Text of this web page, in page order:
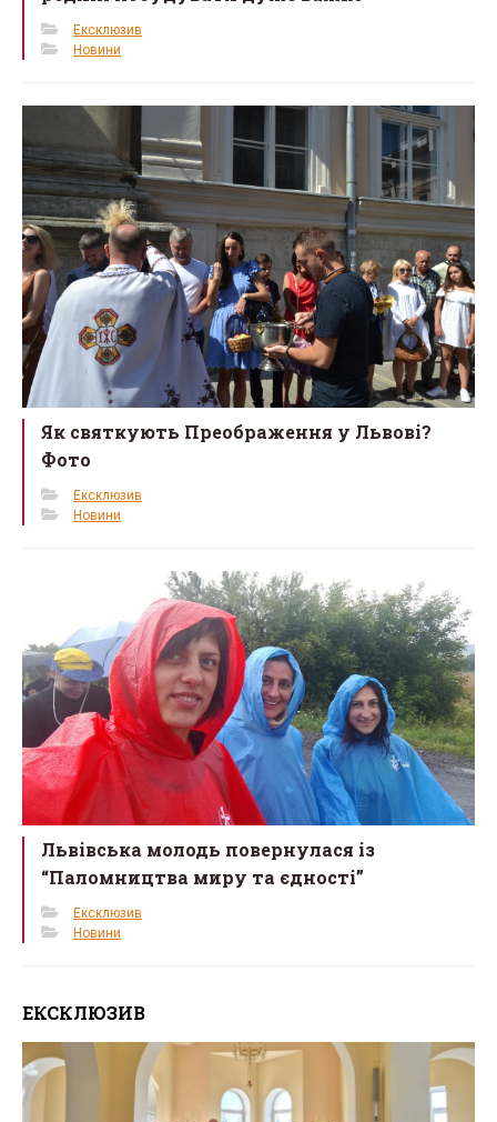
Ексклюзив
Новини
Як святкують Преображення у Львові?
Фото
Ексклюзив
Новини
Львівська молодь повернулася із
“Паломництва миру та єдності”
Ексклюзив
Новини
ЕКСКЛЮЗИВ